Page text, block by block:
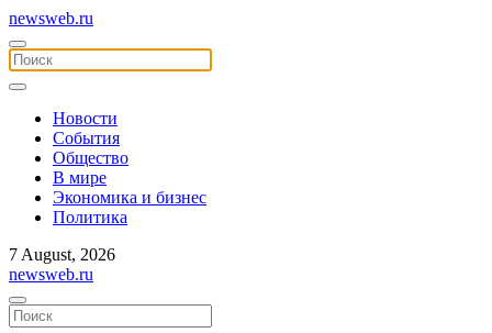
newsweb.ru
Новости
События
Общество
В мире
Экономика и бизнес
Политика
7 August, 2026
newsweb.ru